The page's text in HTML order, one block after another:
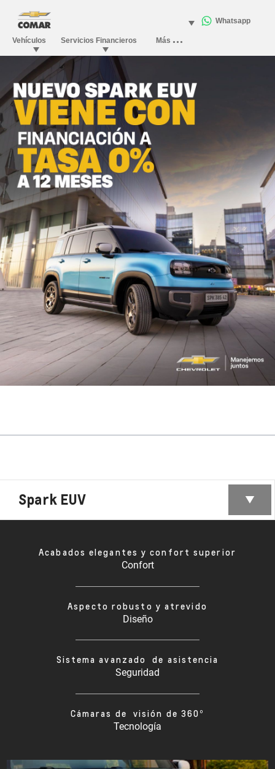
Spark EUV
Acabados elegantes y confort superior
Confort
Aspecto robusto y atrevido
Diseño
Sistema avanzado de asistencia
Seguridad
Cámaras de visión de 360º
Tecnología